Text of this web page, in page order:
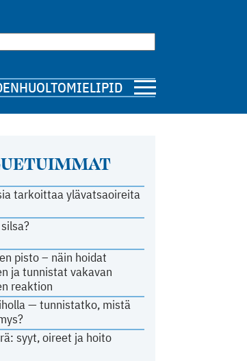
MIELIPIDE
tarkoittaa ylävatsaoireita
pisto – näin hoidat
ja tunnistat vakavan
reaktion
— tunnistatko, mistä
syyt, oireet ja hoito